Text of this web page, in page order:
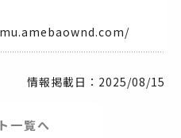
情報掲載日：2025/08/15
一覧へ